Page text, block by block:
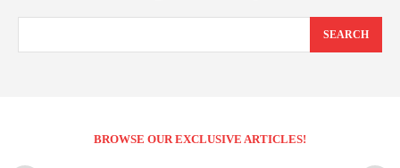
SEARCH
BROWSE OUR EXCLUSIVE ARTICLES!